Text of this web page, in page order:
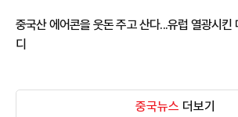
중국산 에어콘을 웃돈 주고 산다...유럽 열광시킨
디
중국뉴스 더보기